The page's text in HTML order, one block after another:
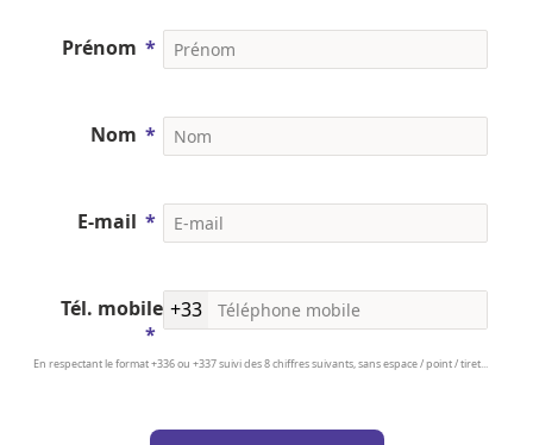
Prénom
Nom
E-mail
Tél. mobile +33
En respectant le format +336 ou +337 suivi des 8 chiffres suivants, sans espace / point / tiret...